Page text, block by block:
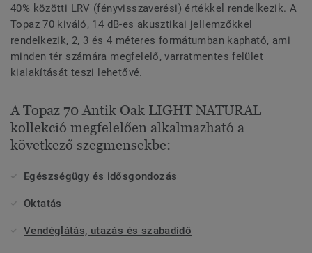
40% közötti LRV (fényvisszaverési) értékkel rendelkezik. A
Topaz 70 kiváló, 14 dB-es akusztikai jellemzőkkel
rendelkezik, 2, 3 és 4 méteres formátumban kapható, ami
minden tér számára megfelelő, varratmentes felület
kialakítását teszi lehetővé.
A Topaz 70 Antik Oak LIGHT NATURAL
kollekció megfelelően alkalmazható a
következő szegmensekbe:
Egészségügy és idősgondozás
Oktatás
Vendéglátás, utazás és szabadidő